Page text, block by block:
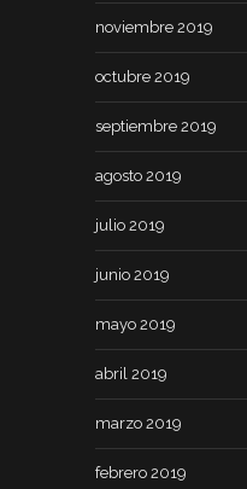
noviembre 2019
octubre 2019
septiembre 2019
agosto 2019
julio 2019
junio 2019
mayo 2019
abril 2019
marzo 2019
febrero 2019